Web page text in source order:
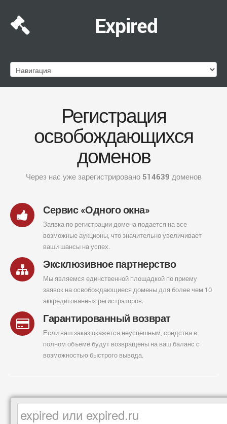
Expired
Регистрация
освобождающихся
доменов
Через нас уже зарегистрировано 514639 доменов
Сервис «Одного окна»
Заявка по регистрации домена подается на все
возможные аукционы, что значительно увеличивает
ваши шансы на успех.
Эксклюзивное партнерство
Мы являемся единственной площадкой по приему
заявок на освобождающиеся домены для более чем 10
аккредитованных регистраторов.
Гарантированный возврат
Если ваш заказ окажется неуспешным, средства в
полном объеме будут возвращены на ваш баланс с
возможностью быстрого вывода.